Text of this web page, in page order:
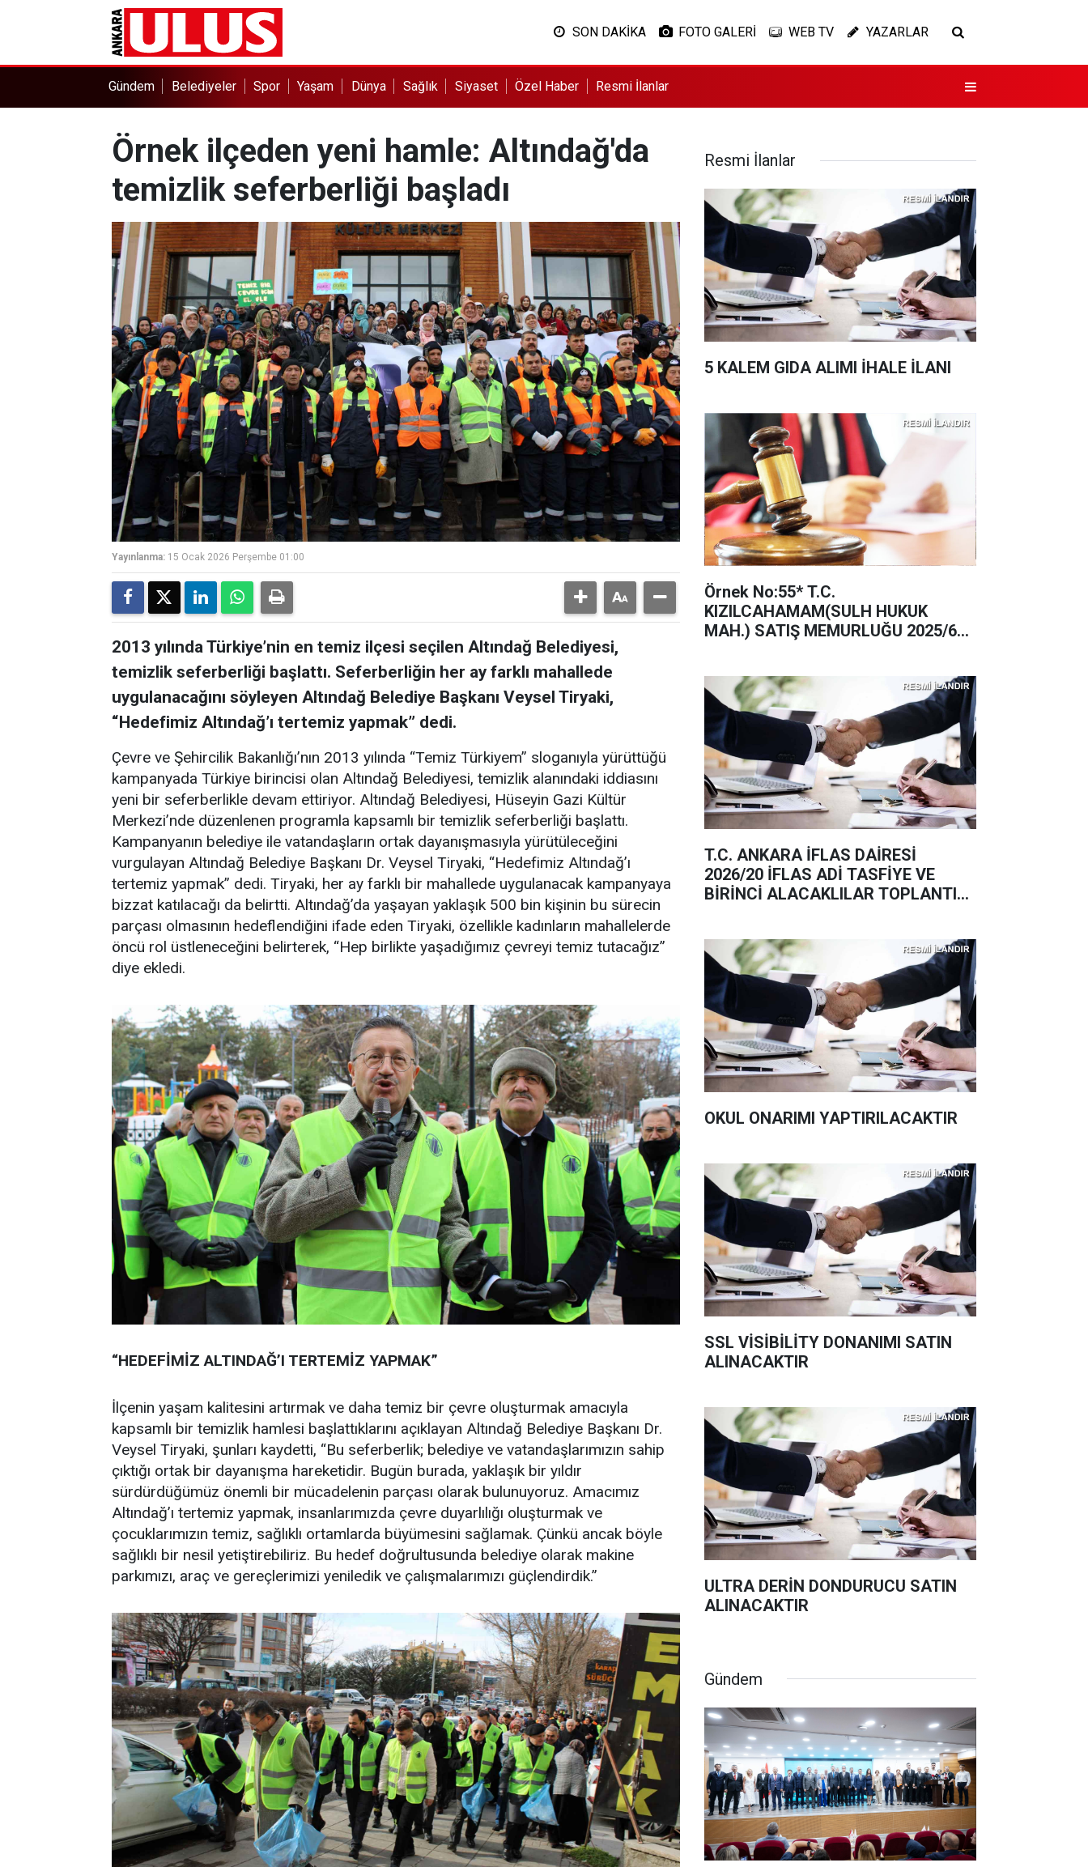
SON DAKİKA FOTO GALERİ WEB TV YAZARLAR
Gündem Belediyeler Spor Yaşam Dünya Sağlık Siyaset Özel Haber Resmi İlanlar
Örnek ilçeden yeni hamle: Altındağ'da
temizlik seferberliği başladı
Yayınlanma: 15 Ocak 2026 Perşembe 01:00
2013 yılında Türkiye’nin en temiz ilçesi seçilen Altındağ Belediyesi,
temizlik seferberliği başlattı. Seferberliğin her ay farklı mahallede
uygulanacağını söyleyen Altındağ Belediye Başkanı Veysel Tiryaki,
“Hedefimiz Altındağ’ı tertemiz yapmak” dedi.
Çevre ve Şehircilik Bakanlığı’nın 2013 yılında “Temiz Türkiyem” sloganıyla yürüttüğü
kampanyada Türkiye birincisi olan Altındağ Belediyesi, temizlik alanındaki iddiasını
yeni bir seferberlikle devam ettiriyor. Altındağ Belediyesi, Hüseyin Gazi Kültür
Merkezi’nde düzenlenen programla kapsamlı bir temizlik seferberliği başlattı.
Kampanyanın belediye ile vatandaşların ortak dayanışmasıyla yürütüleceğini
vurgulayan Altındağ Belediye Başkanı Dr. Veysel Tiryaki, “Hedefimiz Altındağ’ı
tertemiz yapmak” dedi. Tiryaki, her ay farklı bir mahallede uygulanacak kampanyaya
bizzat katılacağı da belirtti. Altındağ’da yaşayan yaklaşık 500 bin kişinin bu sürecin
parçası olmasının hedeflendiğini ifade eden Tiryaki, özellikle kadınların mahallelerde
öncü rol üstleneceğini belirterek, “Hep birlikte yaşadığımız çevreyi temiz tutacağız”
diye ekledi.
“HEDEFİMİZ ALTINDAĞ’I TERTEMİZ YAPMAK”
İlçenin yaşam kalitesini artırmak ve daha temiz bir çevre oluşturmak amacıyla
kapsamlı bir temizlik hamlesi başlattıklarını açıklayan Altındağ Belediye Başkanı Dr.
Veysel Tiryaki, şunları kaydetti, “Bu seferberlik; belediye ve vatandaşlarımızın sahip
çıktığı ortak bir dayanışma hareketidir. Bugün burada, yaklaşık bir yıldır
sürdürdüğümüz önemli bir mücadelenin parçası olarak bulunuyoruz. Amacımız
Altındağ’ı tertemiz yapmak, insanlarımızda çevre duyarlılığı oluşturmak ve
çocuklarımızın temiz, sağlıklı ortamlarda büyümesini sağlamak. Çünkü ancak böyle
sağlıklı bir nesil yetiştirebiliriz. Bu hedef doğrultusunda belediye olarak makine
parkımızı, araç ve gereçlerimizi yeniledik ve çalışmalarımızı güçlendirdik.”
Resmi İlanlar
5 KALEM GIDA ALIMI İHALE İLANI
Örnek No:55* T.C.
KIZILCAHAMAM(SULH HUKUK
MAH.) SATIŞ MEMURLUĞU 2025/62
T.C. ANKARA İFLAS DAİRESİ
2026/20 İFLAS ADİ TASFİYE VE
BİRİNCİ ALACAKLILAR TOPLANTISI
OKUL ONARIMI YAPTIRILACAKTIR
SSL VİSİBİLİTY DONANIMI SATIN
ALINACAKTIR
ULTRA DERİN DONDURUCU SATIN
ALINACAKTIR
Gündem